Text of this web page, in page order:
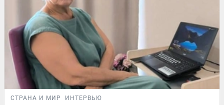
СТРАНА И МИР ИНТЕРВЬЮ